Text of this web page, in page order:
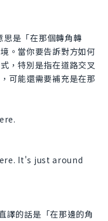
是「在那個轉角轉
。當你要告訴對方如何
，特別是指在道路交叉
可能還需要補充是在那
It's just around
的話是「在那邊的角